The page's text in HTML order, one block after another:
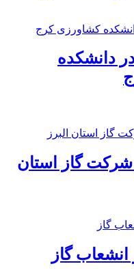
دانشکده
شرکت گاز استان
گاز